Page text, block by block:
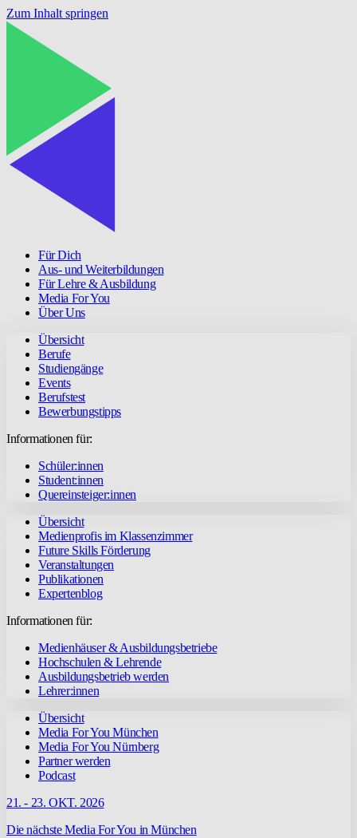
Zum Inhalt springen
Für Dich
Aus- und Weiterbildungen
Für Lehre & Ausbildung
Media For You
Über Uns
Übersicht
Berufe
Studiengänge
Events
Berufstest
Bewerbungstipps
Informationen für:
Schüler:innen
Student:innen
Quereinsteiger:innen
Übersicht
Medienprofis im Klassenzimmer
Future Skills Förderung
Veranstaltungen
Publikationen
Expertenblog
Informationen für:
Medienhäuser & Ausbildungsbetriebe
Hochschulen & Lehrende
Ausbildungsbetrieb werden
Lehrer:innen
Übersicht
Media For You München
Media For You Nürnberg
Partner werden
Podcast
21. - 23. OKT. 2026
Die nächste Media For You in München